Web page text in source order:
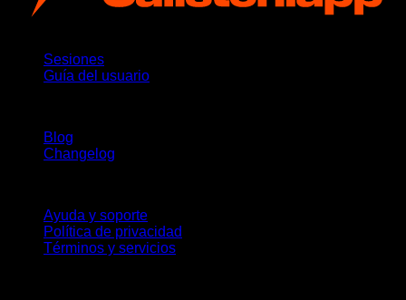
Sesiones
Guía del usuario
Blog
Changelog
Ayuda y soporte
Política de privacidad
Términos y servicios